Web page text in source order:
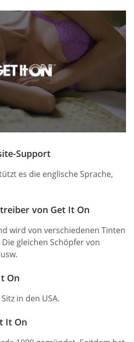
Support
es die englische Sprache,
von Get It On
wird von verschiedenen Tinten
gleichen Schöpfer von
On
in den USA.
It On